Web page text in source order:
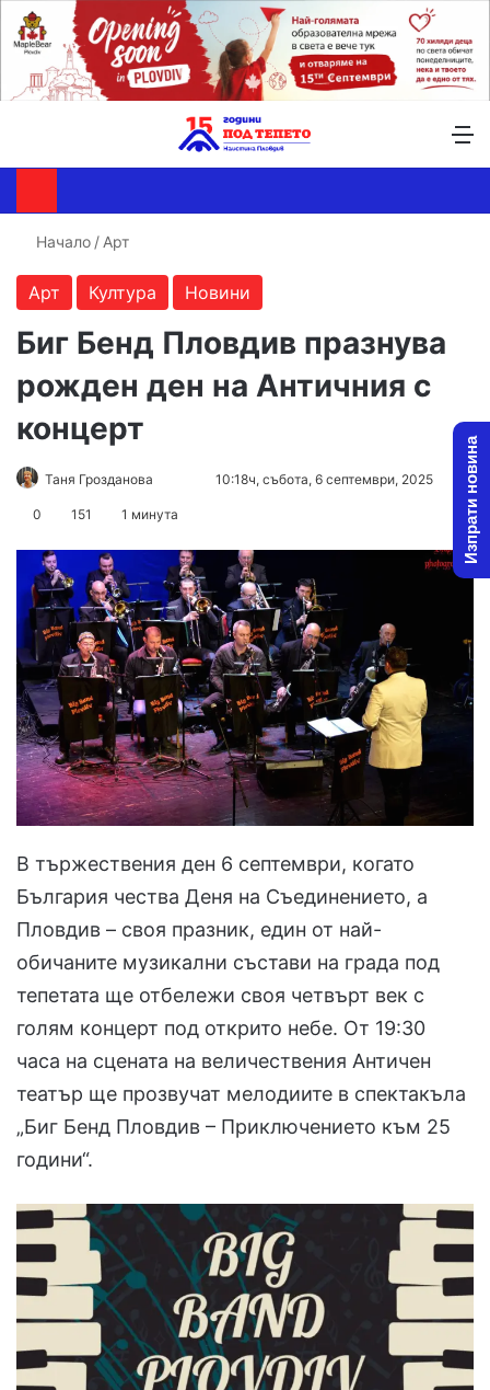
Начало / Арт
Арт Култура Новини
Биг Бенд Пловдив празнува
рожден ден на Античния с
концерт
Таня Грозданова
Send10:18ч, събота, 6 септември, 2025
0 151 1 минута
В тържествения ден 6 септември, когато
България чества Деня на Съединението, а
Пловдив – своя празник, един от най-
обичаните музикални състави на града под
тепетата ще отбележи своя четвърт век с
голям концерт под открито небе. От 19:30
часа на сцената на величествения Античен
театър ще прозвучат мелодиите в спектакъла
„Биг Бенд Пловдив – Приключението към 25
години“.
Изпрати новина